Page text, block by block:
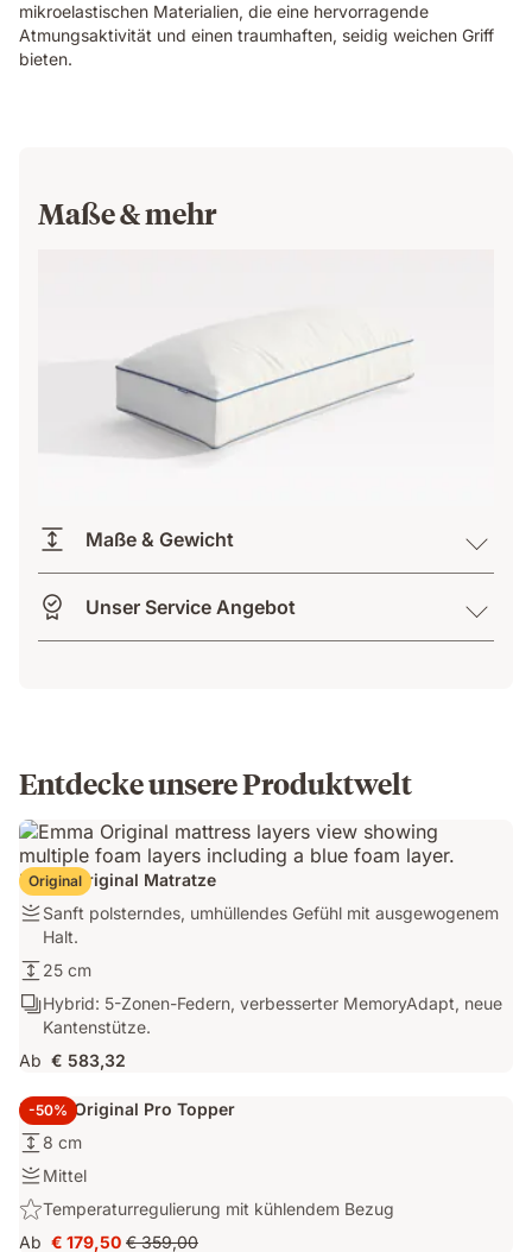
mikroelastischen Materialien, die eine hervorragende
Atmungsaktivität und einen traumhaften, seidig weichen Griff
bieten.
Maße & mehr
Maße & Gewicht
Unser Service Angebot
Entdecke unsere Produktwelt
Original
Emma Original Matratze
Festigkeit:
Sanft
polsterndes,
umhüllendes
Gefühl
ausgewogenem
Sanft polsterndes, umhüllendes Gefühl mit ausgewogenem
Halt.
Höhe:
25
cm
25 cm
Schichten:
Hybrid:
5-
Zonen-
Federn,
verbesserter
MemoryAdapt,
neue
Hybrid: 5-Zonen-Federn, verbesserter MemoryAdapt, neue
Kantenstütze.
Ab € 583,32
-50%
Emma Original Pro Topper
Höhe:
8
cm
8 cm
Festigkeit:
Mittel
Mittel
Highlight:
Temperaturregulierung
Temperaturregulierung mit kühlendem Bezug
Ab € 179,50 € 359,00